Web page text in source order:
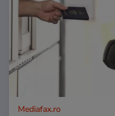
Mediafax.ro